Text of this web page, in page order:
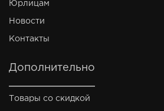
Юрлицам
Новости
Контакты
Дополнительно
Товары со скидкой